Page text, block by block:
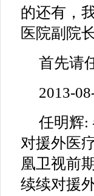
的还有，
医院副院
首先请
2013-
任明辉:
对援外医
凰卫视前
续续对援